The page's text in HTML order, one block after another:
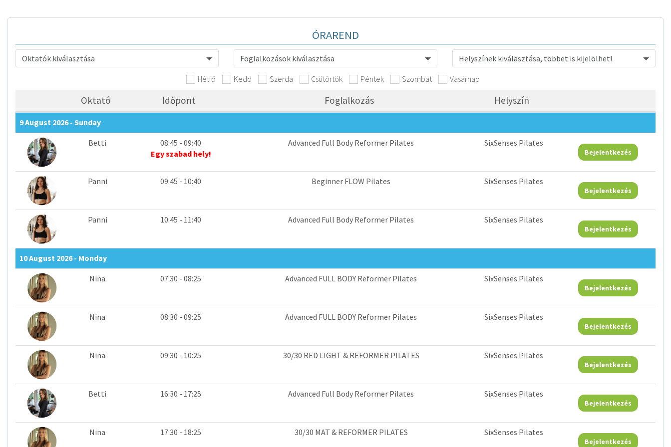
ÓRAREND
Oktatók kiválasztása Foglalkozások kiválasztása Helyszínek kiválasztása, többet is kijelölhet!
Hétfő Kedd Szerda Csütörtök Péntek Szombat Vasárnap
Oktató Időpont Foglalkozás Helyszín
9 August 2026 - Sunday
Betti
08:45 - 09:40
Egy szabad hely!
Advanced Full Body Reformer Pilates SixSenses Pilates
Bejelentkezés
Panni 09:45 - 10:40 Beginner FLOW Pilates SixSenses Pilates
Bejelentkezés
Panni 10:45 - 11:40 Advanced Full Body Reformer Pilates SixSenses Pilates
Bejelentkezés
10 August 2026 - Monday
Nina 07:30 - 08:25 Advanced FULL BODY Reformer Pilates SixSenses Pilates
Bejelentkezés
Nina 08:30 - 09:25 Advanced FULL BODY Reformer Pilates SixSenses Pilates
Bejelentkezés
Nina 09:30 - 10:25 30/30 RED LIGHT & REFORMER PILATES SixSenses Pilates
Bejelentkezés
Betti 16:30 - 17:25 Advanced Full Body Reformer Pilates SixSenses Pilates
Bejelentkezés
Nina 17:30 - 18:25 30/30 MAT & REFORMER PILATES SixSenses Pilates
Bejelentkezés